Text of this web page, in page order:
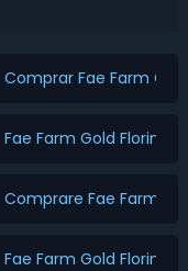
Comprar Fae Farm
Fae Farm Gold Florin
Comprare Fae Farm